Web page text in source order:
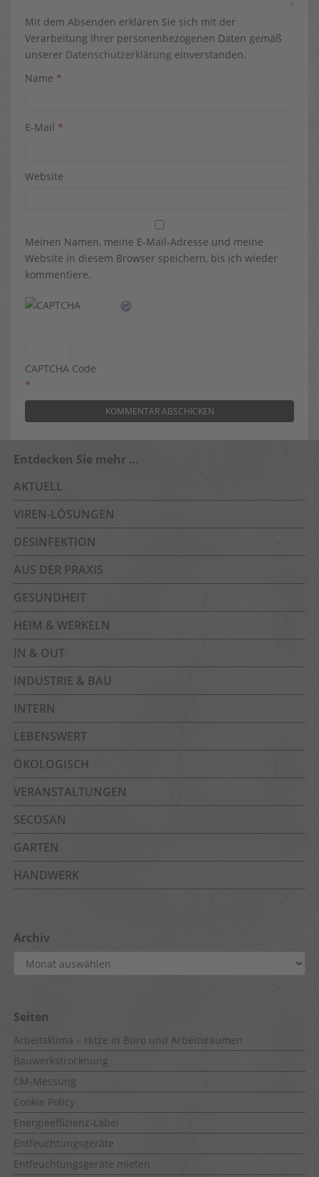
Mit dem Absenden erklären Sie sich mit der
Verarbeitung Ihrer personenbezogenen Daten gemäß
unserer Datenschutzerklärung einverstanden.
Name *
E-Mail *
Website
Meinen Namen, meine E-Mail-Adresse und meine
Website in diesem Browser speichern, bis ich wieder
kommentiere.
CAPTCHA Code
*
Entdecken Sie mehr …
AKTUELL
VIREN-LÖSUNGEN
DESINFEKTION
AUS DER PRAXIS
GESUNDHEIT
HEIM & WERKELN
IN & OUT
INDUSTRIE & BAU
INTERN
LEBENSWERT
ÖKOLOGISCH
VERANSTALTUNGEN
SECOSAN
GARTEN
HANDWERK
Archiv
Archiv
Seiten
Arbeitsklima – Hitze in Büro und Arbeitsräumen
Bauwerkstrocknung
CM-Messung
Cookie Policy
Energieeffizienz-Label
Entfeuchtungsgeräte
Entfeuchtungsgeräte mieten